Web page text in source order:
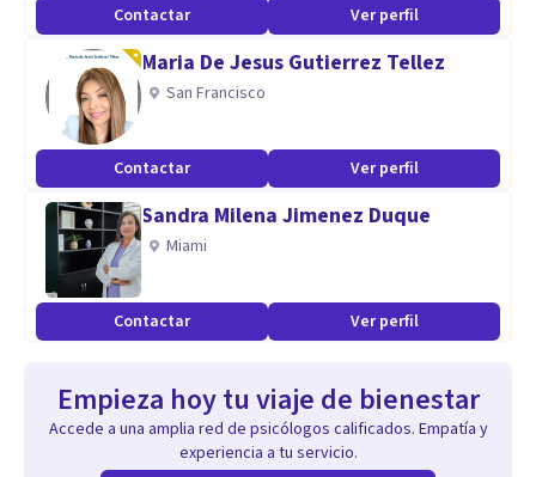
Contactar Ver perfil
Maria De Jesus Gutierrez Tellez
San Francisco
Contactar Ver perfil
Sandra Milena Jimenez Duque
Miami
Contactar Ver perfil
Empieza hoy tu viaje de bienestar
Accede a una amplia red de psicólogos calificados. Empatía y
experiencia a tu servicio.